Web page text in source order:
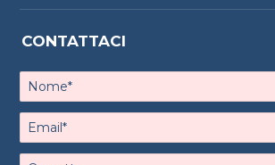
CONTATTACI